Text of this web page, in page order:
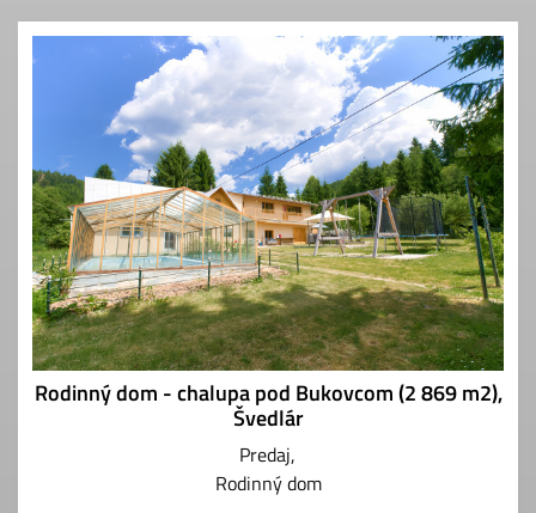
Rodinný dom - chalupa pod Bukovcom (2 869 m2),
Švedlár
Predaj
Rodinný dom